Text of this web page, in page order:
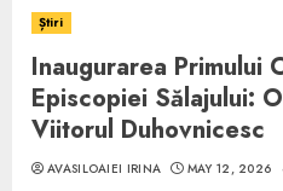
Știri
Inaugurarea Primului
Episcopiei Sălajului:
Viitorul Duhovnicesc
AVASILOAIEI IRINA MAY 12, 2026